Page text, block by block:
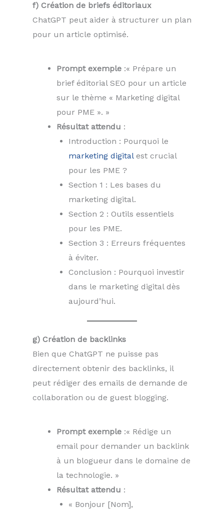
f) Création de briefs éditoriaux
ChatGPT peut aider à structurer un plan
pour un article optimisé.
Prompt exemple :« Prépare un
brief éditorial SEO pour un article
sur le thème « Marketing digital
pour PME ». »
Résultat attendu :
Introduction : Pourquoi le
marketing digitalest crucial
pour les PME ?
Section 1 : Les bases du
marketing digital.
Section 2 : Outils essentiels
pour les PME.
Section 3 : Erreurs fréquentes
à éviter.
Conclusion : Pourquoi investir
dans le marketing digital dès
aujourd’hui.
g) Création de backlinks
Bien que ChatGPT ne puisse pas
directement obtenir des backlinks, il
peut rédiger des emails de demande de
collaboration ou de guest blogging.
Prompt exemple :« Rédige un
email pour demander un backlink
à un blogueur dans le domaine de
la technologie. »
Résultat attendu :
« Bonjour [Nom],